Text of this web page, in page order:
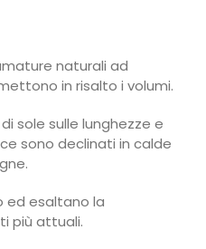
naturali ad
in risalto i volumi.
sole sulle lunghezze e
sono declinati in calde
ed esaltano la
più attuali.